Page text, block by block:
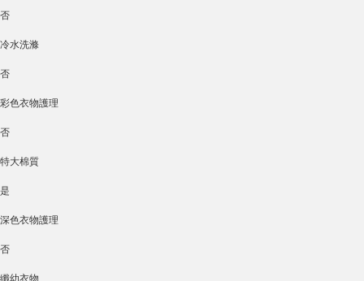
否
冷水洗滌
否
彩色衣物護理
否
特大棉質
是
深色衣物護理
否
纖幼衣物